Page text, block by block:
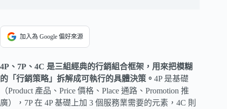
加入為 Google 偏好來源
4P、7P、4C 是三組經典的行銷組合框架，用來把模糊
的「行銷策略」拆解成可執行的具體決策。 4P 是基礎
（Product 產品、Price 價格、Place 通路、Promotion 推
廣），7P 在 4P 基礎上加 3 個服務業需要的元素，4C 則